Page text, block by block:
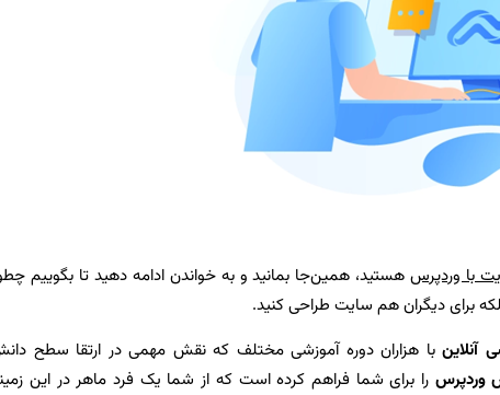
با وردپرسهستید، همین‌جا بمانید و به خواندن ادامه دهید تا بگوییم
برای دیگران هم سایت طراحی کنید.
آنلاینبا هزاران دوره آموزشی مختلف که نقش مهمی در ارتقا سطح
وردپرس را برای شما فراهم کرده است که از شما یک فرد ماهر در این